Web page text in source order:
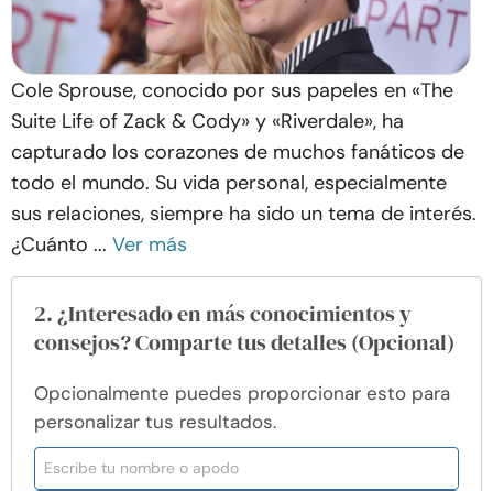
Cole Sprouse, conocido por sus papeles en «The
Suite Life of Zack & Cody» y «Riverdale», ha
capturado los corazones de muchos fanáticos de
todo el mundo. Su vida personal, especialmente
sus relaciones, siempre ha sido un tema de interés.
¿Cuánto ... Ver más
2. ¿Interesado en más conocimientos y
consejos? Comparte tus detalles (Opcional)
Opcionalmente puedes proporcionar esto para
personalizar tus resultados.